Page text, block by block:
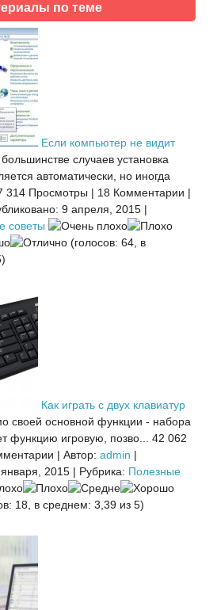
по теме
Если компьютер не видит
случаев установка
автоматически, но иногда
314 Просмотры | 18 Комментарии |
9 апреля, 2015 |
советы
(голосов: 64, в
Как играть с двух клавиатур
своей основной функции - набора
функцию игровую, позво...
42 062
| Автор: admin |
2015 | Рубрика: Полезные
18, в среднем: 3,39 из 5)